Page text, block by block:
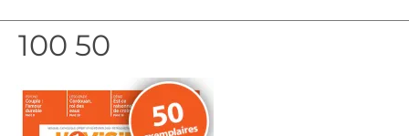
100 50